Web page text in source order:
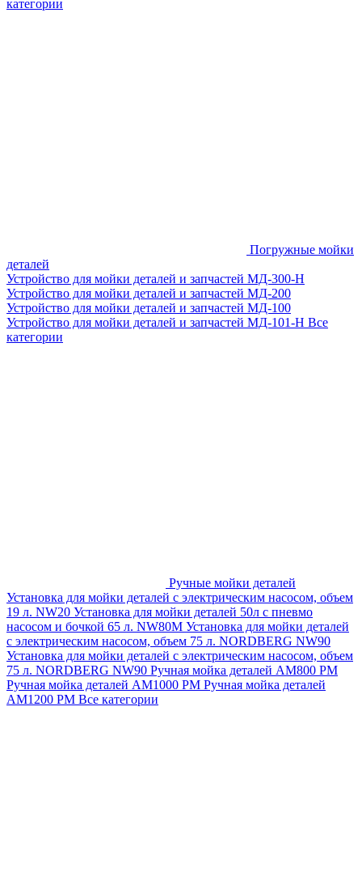
категории
Погружные мойки
деталей
Устройство для мойки деталей и запчастей МД-300-H
Устройство для мойки деталей и запчастей МД-200
Устройство для мойки деталей и запчастей МД-100
Устройство для мойки деталей и запчастей МД-101-Н Все
категории
Ручные мойки деталей
Установка для мойки деталей с электрическим насосом, объем
19 л. NW20 Установка для мойки деталей 50л с пневмо
насосом и бочкой 65 л. NW80M Установка для мойки деталей
с электрическим насосом, объем 75 л. NORDBERG NW90
Установка для мойки деталей с электрическим насосом, объем
75 л. NORDBERG NW90 Ручная мойка деталей АМ800 РМ
Ручная мойка деталей АМ1000 РМ Ручная мойка деталей
АМ1200 РМ Все категории